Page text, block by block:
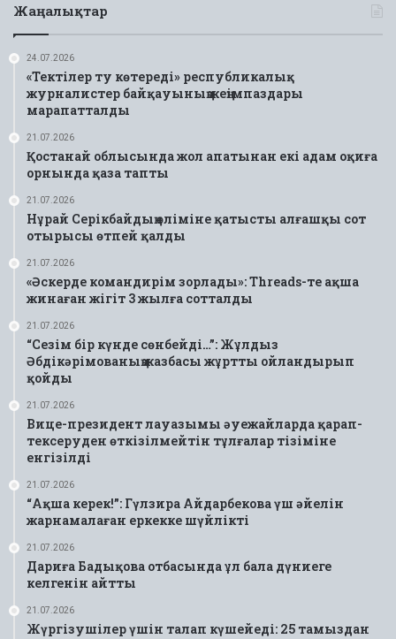
Жаңалықтар
24.07.2026
«Тектілер ту көтереді» республикалық
журналистер байқауының жеңімпаздары
марапатталды
21.07.2026
Қостанай облысында жол апатынан екі адам оқиға
орнында қаза тапты
21.07.2026
Нұрай Серікбайдың өліміне қатысты алғашқы сот
отырысы өтпей қалды
21.07.2026
«Әскерде командирім зорлады»: Threads-те ақша
жинаған жігіт 3 жылға сотталды
21.07.2026
“Сезім бір күнде сөнбейді…”: Жұлдыз
Әбдікәрімованың жазбасы жұртты ойландырып
қойды
21.07.2026
Вице-президент лауазымы әуежайларда қарап-
тексеруден өткізілмейтін тұлғалар тізіміне
енгізілді
21.07.2026
“Ақша керек!”: Гүлзира Айдарбекова үш әйелін
жарнамалаған еркекке шүйлікті
21.07.2026
Дариға Бадықова отбасында ұл бала дүниеге
келгенін айтты
21.07.2026
Жүргізушілер үшін талап күшейеді: 25 тамыздан